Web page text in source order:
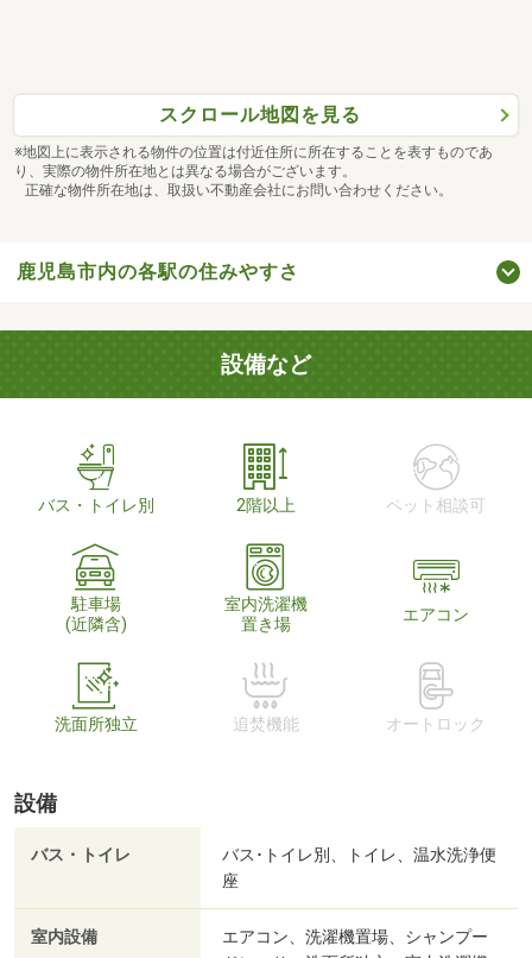
スクロール地図を見る
※地図上に表示される物件の位置は付近住所に所在することを表すものであ
り、実際の物件所在地とは異なる場合がございます。
正確な物件所在地は、取扱い不動産会社にお問い合わせください。
鹿児島市内の各駅の住みやすさ
設備など
バス・トイレ別 2階以上 ペット相談可
駐車場
(近隣含)
室内洗濯機
置き場
エアコン
洗面所独立 追焚機能 オートロック
設備
バス・トイレ
バス･トイレ別、トイレ、温水洗浄便
座
室内設備
エアコン、洗濯機置場、シャンプー